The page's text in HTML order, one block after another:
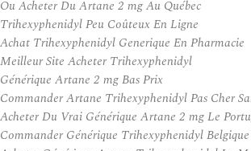
Ou Acheter Du Artane 2 mg Au Québec
Trihexyphenidyl Peu Coûteux En Ligne
Achat Trihexyphenidyl Generique En Pharmacie
Meilleur Site Acheter Trihexyphenidyl
Générique Artane 2 mg Bas Prix
Commander Artane Trihexyphenidyl Pas Cher
Acheter Du Vrai Générique Artane 2 mg Le
Commander Générique Trihexyphenidyl Belgique